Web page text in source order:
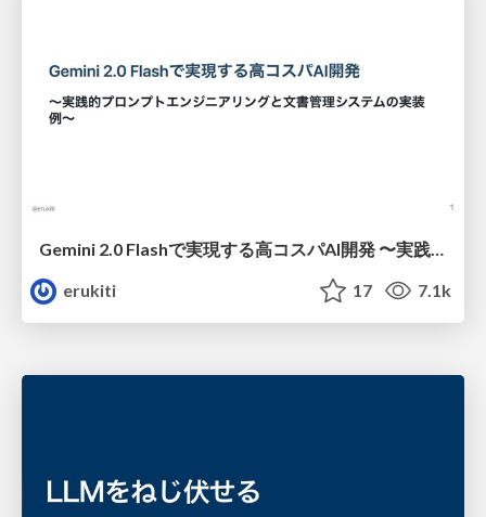
Gemini 2.0 Flashで実現する高コスパAI開発 〜実践的プロンプトエンジニアリングと文書管理システムの実装例〜/gemini-2.0-flash-prompt-engineering
erukiti
17 7.1k